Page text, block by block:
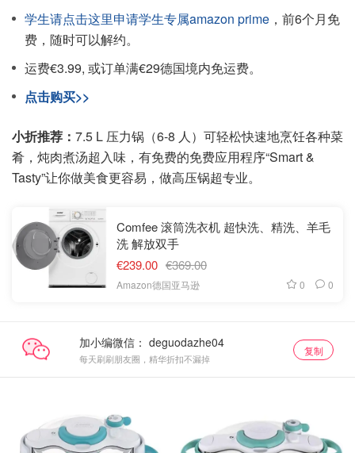
学生请点击这里申请学生专属amazon prime ，前6个月免
费，随时可以解约。
运费€3.99, 或订单满€29德国境内免运费。
点击购买>>
小折推荐： 7.5 L 压力锅（6-8 人）可轻松快速地烹饪各种菜
肴，炖肉煮汤超入味，有免费的免费应用程序“Smart &
Tasty”让你做美食更容易，做高压锅超专业。
Comfee 滚筒洗衣机 超快洗、精洗、羊毛
洗 解放双手
€239.00 €369.00
Amazon德国亚马逊 0 0
加小编微信：
每天刷刷朋友圈，精华折扣不漏掉
复制